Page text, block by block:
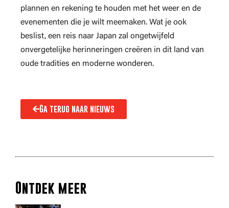
plannen en rekening te houden met het weer en de
evenementen die je wilt meemaken. Wat je ook
beslist, een reis naar Japan zal ongetwijfeld
onvergetelijke herinneringen creëren in dit land van
oude tradities en moderne wonderen.
Ga terug naar nieuws
Ontdek meer